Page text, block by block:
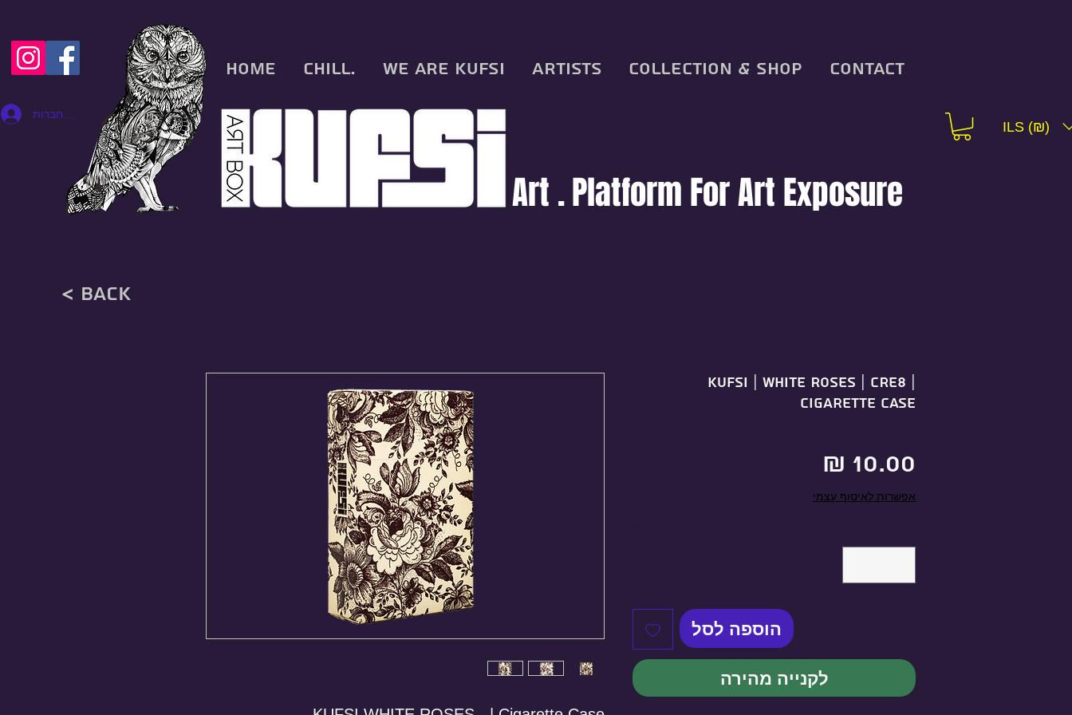
Home CHILL. We are KUFSI Artists Collection & Shop Contact
Platform For Art Exposure
Art .
להתחברות
ILS (₪)
KUFSI | WHITE ROSES | CRE8 |
Cigarette Case
אפשרות לאיסוף עצמי
הוספה לסל
לקנייה מהירה
< back